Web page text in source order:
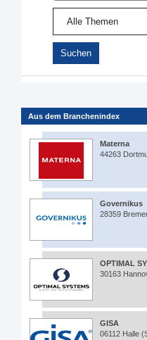
Aus dem Branchenindex
Materna
44263
Governikus
28359
OPTIMAL
30163
GISA
06112 Halle